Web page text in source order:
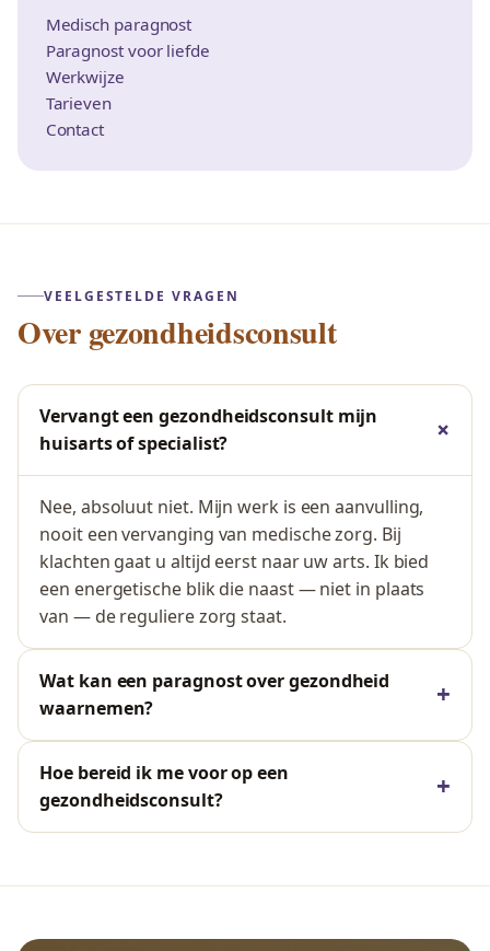
Medisch paragnost
Paragnost voor liefde
Werkwijze
Tarieven
Contact
VEELGESTELDE VRAGEN
Over gezondheidsconsult
Vervangt een gezondheidsconsult mijn
huisarts of specialist?
Nee, absoluut niet. Mijn werk is een aanvulling,
nooit een vervanging van medische zorg. Bij
klachten gaat u altijd eerst naar uw arts. Ik bied
een energetische blik die naast — niet in plaats
van — de reguliere zorg staat.
Wat kan een paragnost over gezondheid
waarnemen?
Hoe bereid ik me voor op een
gezondheidsconsult?